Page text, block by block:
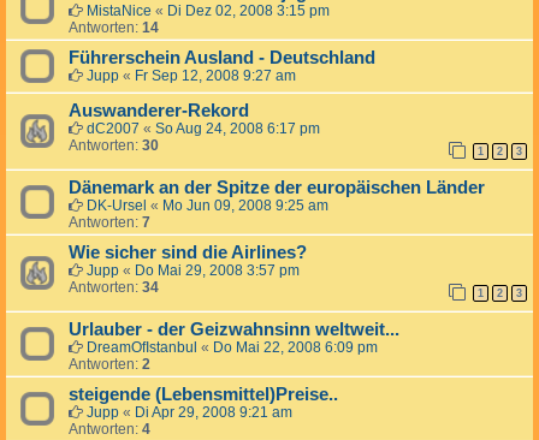
MistaNice « Di Dez 02, 2008 3:15 pm
Antworten: 14
Führerschein Ausland - Deutschland
Jupp « Fr Sep 12, 2008 9:27 am
Auswanderer-Rekord
dC2007 « So Aug 24, 2008 6:17 pm
Antworten: 30 1 2 3
Dänemark an der Spitze der europäischen Länder
DK-Ursel « Mo Jun 09, 2008 9:25 am
Antworten: 7
Wie sicher sind die Airlines?
Jupp « Do Mai 29, 2008 3:57 pm
Antworten: 34 1 2 3
Urlauber - der Geizwahnsinn weltweit...
DreamOfIstanbul « Do Mai 22, 2008 6:09 pm
Antworten: 2
steigende (Lebensmittel)Preise..
Jupp « Di Apr 29, 2008 9:21 am
Antworten: 4